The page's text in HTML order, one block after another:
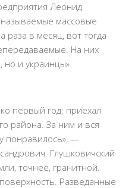
Леонид
массовые
в месяц, вот тогда
На них
но и украинцы».
первый год: приехал
района. За ним и вся
понравилось», —
Глушковичский
точнее, гранитной.
Разведанные